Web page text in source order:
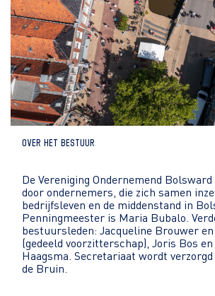
Over het bestuur
De Vereniging Ondernemend
door ondernemers, die zich samen
bedrijfsleven en de middenstand in
Penningmeester is Maria Bubalo.
bestuursleden: Jacqueline Brouwer en
(gedeeld voorzitterschap), Joris Bos
Haagsma. Secretariaat wordt
de Bruin.